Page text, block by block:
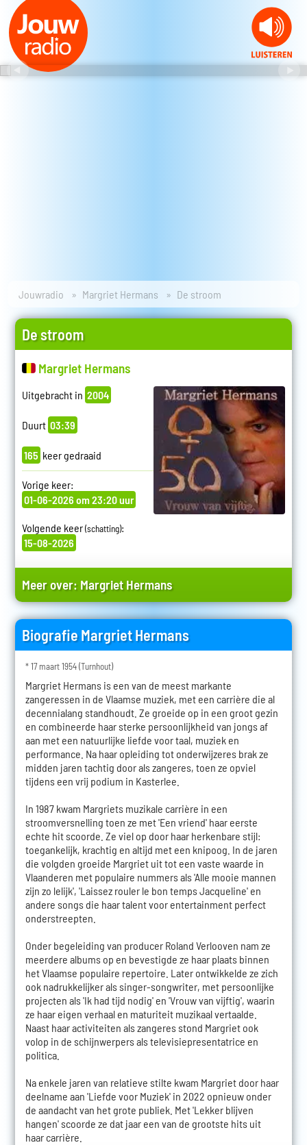
Jouwradio Margriet Hermans De stroom
De stroom
Margriet Hermans
Uitgebracht in 2004
Duurt 03:39
165 keer gedraaid
Vorige keer:
01-06-2026 om 23:20 uur
Volgende keer(schatting):
15-08-2026
Meer over: Margriet Hermans
Biografie Margriet Hermans
* 17 maart 1954 (Turnhout)
Margriet Hermans is een van de meest markante
zangeressen in de Vlaamse muziek, met een carrière die al
decennialang standhoudt. Ze groeide op in een groot gezin
en combineerde haar sterke persoonlijkheid van jongs af
aan met een natuurlijke liefde voor taal, muziek en
performance. Na haar opleiding tot onderwijzeres brak ze
midden jaren tachtig door als zangeres, toen ze opviel
tijdens een vrij podium in Kasterlee.
In 1987 kwam Margriets muzikale carrière in een
stroomversnelling toen ze met 'Een vriend' haar eerste
echte hit scoorde. Ze viel op door haar herkenbare stijl:
toegankelijk, krachtig en altijd met een knipoog. In de jaren
die volgden groeide Margriet uit tot een vaste waarde in
Vlaanderen met populaire nummers als 'Alle mooie mannen
zijn zo lelijk', 'Laissez rouler le bon temps Jacqueline' en
andere songs die haar talent voor entertainment perfect
onderstreepten.
Onder begeleiding van producer Roland Verlooven nam ze
meerdere albums op en bevestigde ze haar plaats binnen
het Vlaamse populaire repertoire. Later ontwikkelde ze zich
ook nadrukkelijker als singer-songwriter, met persoonlijke
projecten als 'Ik had tijd nodig' en 'Vrouw van vijftig', waarin
ze haar eigen verhaal en maturiteit muzikaal vertaalde.
Naast haar activiteiten als zangeres stond Margriet ook
volop in de schijnwerpers als televisiepresentatrice en
politica.
Na enkele jaren van relatieve stilte kwam Margriet door haar
deelname aan 'Liefde voor Muziek' in 2022 opnieuw onder
de aandacht van het grote publiek. Met 'Lekker blijven
hangen' scoorde ze dat jaar een van de grootste hits uit
haar carrière.